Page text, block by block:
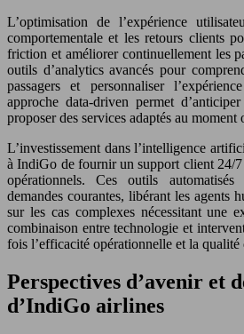
L’optimisation de l’expérience
comportementale et les retours clients
friction et améliorer continuellement les
outils d’analytics avancés pour
passagers et personnaliser
approche data-driven permet
proposer des services adaptés au moment
L’investissement dans l’intelligence
à IndiGo de fournir un support client 24/
opérationnels. Ces outils
demandes courantes, libérant les agents
sur les cas complexes nécessitant une
combinaison entre technologie et
fois l’efficacité opérationnelle et la qualité
Perspectives d’avenir et
d’IndiGo airlines